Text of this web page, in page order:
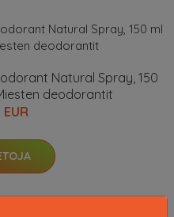
Natural Spray, 150
deodorantit